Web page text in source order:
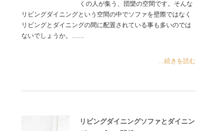
くの人が集う、団欒の空間です。そんな
リビングダイニングという空間の中でソファを壁際ではなく
リビングとダイニングの間に配置されている事も多いのでは
ないでしょうか。……
...続きを読む
リビングダイニングソファとダイニン